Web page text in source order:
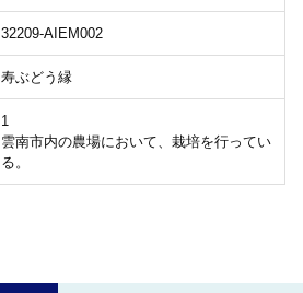
32209-AIEM002
寿ぶどう縁
1
雲南市内の農場において、栽培を行ってい
る。